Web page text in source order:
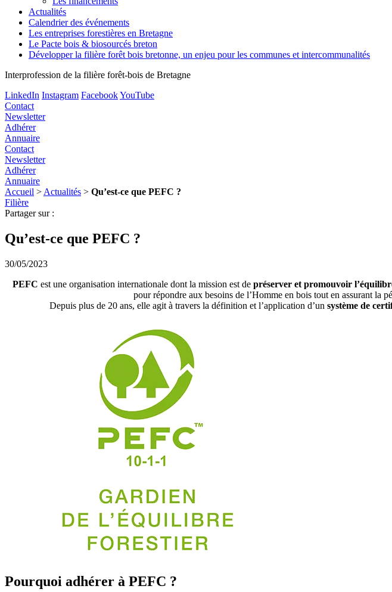
Actualités
Calendrier des événements
Les entreprises forestières en Bretagne
Le Pacte bois & biosourcés breton
Développer la filière forêt bois bretonne, un enjeu pour les communes et intercommunalités
Interprofession de la filière forêt-bois de Bretagne
LinkedIn Instagram FacebookYouTube
Contact
Newsletter
Adhérer
Annuaire
Contact
Newsletter
Adhérer
Annuaire
Accueil > Actualités > Qu’est-ce que PEFC ?
Filière
Partager sur :
Qu’est-ce que PEFC ?
30/05/2023
PEFC est une organisation internationale dont la mission est de préserver et promouvoir
pour répondre aux besoins de l’Homme en bois tout en assurant la
Depuis plus de 20 ans, elle agit à travers la définition et l’application d’un système de
Pourquoi adhérer à PEFC ?